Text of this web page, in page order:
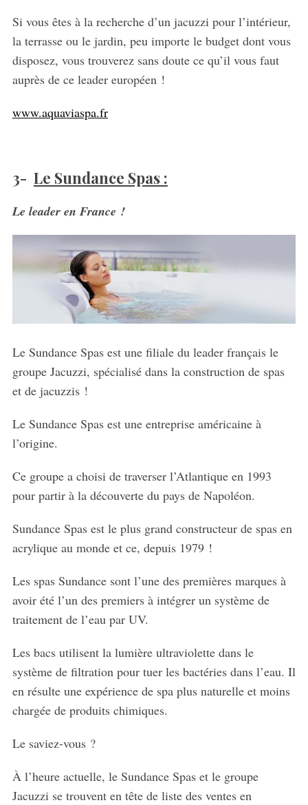
Si vous êtes à la recherche d’un jacuzzi pour l’intérieur,
la terrasse ou le jardin, peu importe le budget dont vous
disposez, vous trouverez sans doute ce qu’il vous faut
auprès de ce leader européen !
www.aquaviaspa.fr
3- Le Sundance Spas :
Le leader en France !
Le Sundance Spas est une filiale du leader français le
groupe Jacuzzi, spécialisé dans la construction de spas
et de jacuzzis !
Le Sundance Spas est une entreprise américaine à
l’origine.
Ce groupe a choisi de traverser l’Atlantique en 1993
pour partir à la découverte du pays de Napoléon.
Sundance Spas est le plus grand constructeur de spas en
acrylique au monde et ce, depuis 1979 !
Les spas Sundance sont l’une des premières marques à
avoir été l’un des premiers à intégrer un système de
traitement de l’eau par UV.
Les bacs utilisent la lumière ultraviolette dans le
système de filtration pour tuer les bactéries dans l’eau. Il
en résulte une expérience de spa plus naturelle et moins
chargée de produits chimiques.
Le saviez-vous ?
À l’heure actuelle, le Sundance Spas et le groupe
Jacuzzi se trouvent en tête de liste des ventes en
S
a
r
c
f
r